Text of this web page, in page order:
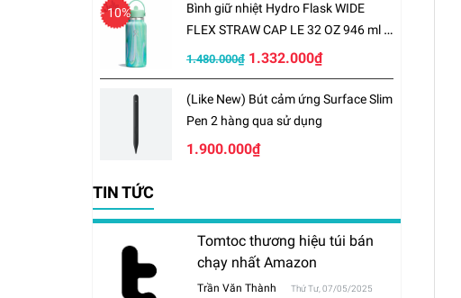
Bình giữ nhiệt Hydro Flask WIDE
FLEX STRAW CAP LE 32 OZ 946 ml –
LE-S25W32
1.480.000₫ 1.332.000₫
- 10%
(Like New) Bút cảm ứng Surface Slim
Pen 2 hàng qua sử dụng
1.900.000₫
TIN TỨC
Tomtoc thương hiệu túi bán
chạy nhất Amazon
Trần Văn Thành Thứ Tư, 07/05/2025